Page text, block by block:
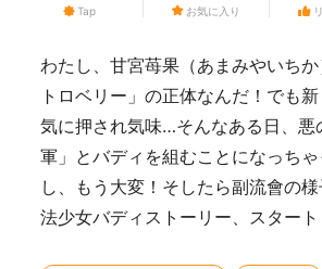
Tap お気に入り
わたし、甘宮苺果（あまみやいち
トロベリー」の正体なんだ！でも
気に押され気味…そんなある日、
軍」とバディを組むことになっち
し、もう大変！そしたら副流會の
法少女バディストーリー、スタート